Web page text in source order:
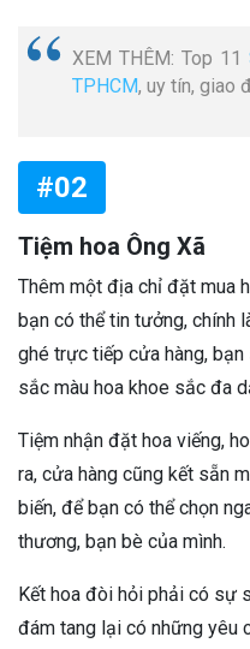
XEM THÊM: Top 11
TPHCM, uy tín, giao
#02
Tiệm hoa Ông Xã
Thêm một địa chỉ đặt mua
bạn có thể tin tưởng, chính
ghé trực tiếp cửa hàng,
sắc màu hoa khoe sắc đa
Tiệm nhận đặt hoa viếng,
ra, cửa hàng cũng kết sẵn
biến, để bạn có thể chọn
thương, bạn bè của mình.
Kết hoa đòi hỏi phải có sự
đám tang lại có những yêu